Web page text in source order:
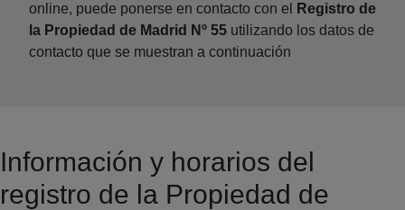
online, puede ponerse en contacto con el
Registro de
la Propiedad de Madrid Nº 55 utilizando los datos de
contacto que se muestran a continuación
Información y horarios del
registro de la Propiedad de